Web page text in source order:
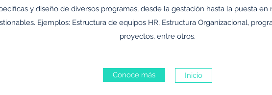
y diseño de diversos programas, desde la gestación hasta la puesta
Ejemplos: Estructura de equipos HR, Estructura Organizacional,
proyectos, entre otros.
Conoce más Inicio